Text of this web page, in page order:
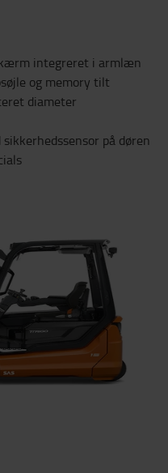
integreret i armlæn
og memory tilt
diameter
på døren